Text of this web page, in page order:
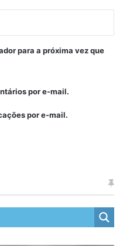
para a próxima vez que
por e-mail.
por e-mail.